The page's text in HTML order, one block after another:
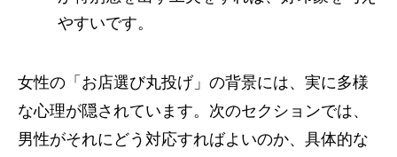
やすいです。
女性の「お店選び丸投げ」の背景には、実に多様
な心理が隠されています。次のセクションでは、
男性がそれにどう対応すればよいのか、具体的な